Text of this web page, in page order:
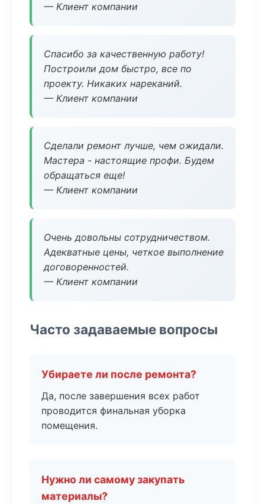
— Клиент компании
Спасибо за качественную работу!
Построили дом быстро, все по
проекту. Никаких нареканий.
— Клиент компании
Сделали ремонт лучше, чем ожидали.
Мастера - настоящие профи. Будем
обращаться еще!
— Клиент компании
Очень довольны сотрудничеством.
Адекватные цены, четкое выполнение
договоренностей.
— Клиент компании
Часто задаваемые вопросы
Убираете ли после ремонта?
Да, после завершения всех работ
проводится финальная уборка
помещения.
Нужно ли самому закупать
материалы?